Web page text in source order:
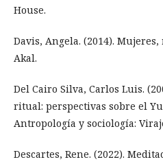
House.
Davis, Angela. (2014).
Akal.
Del Cairo Silva, Carlos Luis.
ritual: perspectivas sobre el
Antropología y sociología:
Descartes, Rene. (2022).